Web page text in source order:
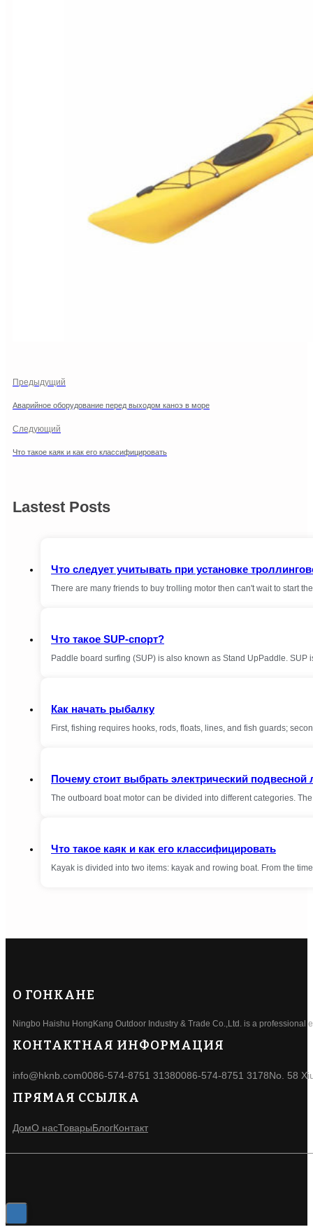
Предыдущий
Аварийное оборудование перед выходом каноэ в море
Следующий
Что такое каяк и как его классифицировать
Lastest Posts
Что следует учитывать при установке
There are many friends to buy trolling motor then can't wait to start
Что такое SUP-спорт?
Paddle board surfing (SUP) is also known as Stand UpPaddle.
Как начать рыбалку
First, fishing requires hooks, rods, floats, lines, and fish guards;
Почему стоит выбрать электрический
The outboard boat motor can be divided into different categories.
Что такое каяк и как его классифицировать
Kayak is divided into two items: kayak and rowing boat. From the
О ГОНКАНЕ
Ningbo Haishu HongKang Outdoor Industry & Trade Co.,Ltd. is a professional
КОНТАКТНАЯ ИНФОРМАЦИЯ
info@hknb.com0086-574-8751 31380086-574-8751 3178No. 58
ПРЯМАЯ ССЫЛКА
ДомО насТоварыБлогКонтакт